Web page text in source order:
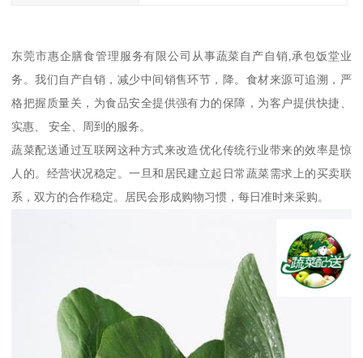
东莞市惠企膳食管理服务有限公司从事蔬菜自产自销,承包饭堂业
务。我们自产自销，减少中间销售环节，降。食材来源可追溯，严
格把握质量关，为食品安全提供强有力的保障，为客户提供快捷、
实惠、 安全、周到的服务。
蔬菜配送通过互联网这种方式来改造优化传统行业带来的效率是惊
人的。经营状况稳定。一旦和居民建立起日常蔬菜需求上的买卖联
系，双方的合作稳定。居民会形成购物习惯，每日准时来采购。